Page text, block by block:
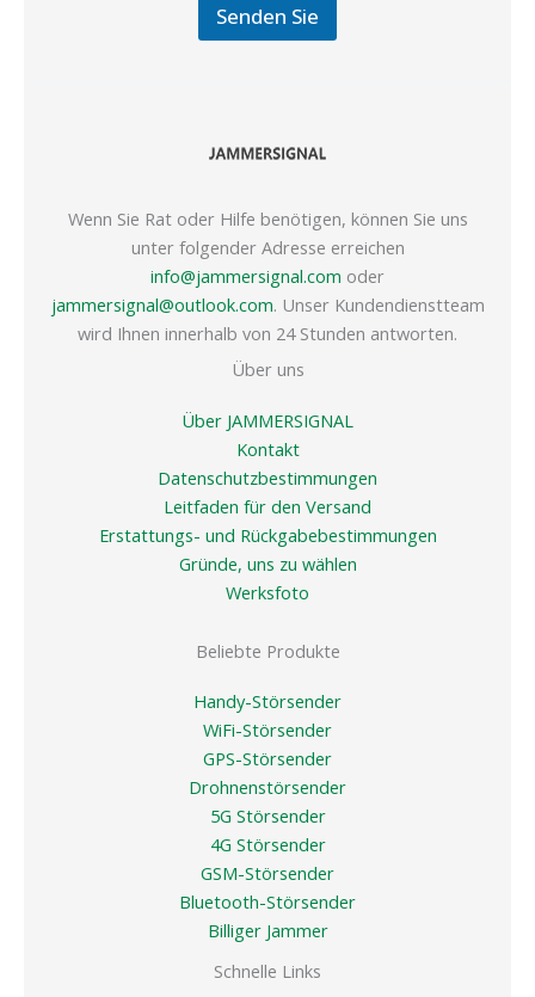
Senden Sie
Wenn Sie Rat oder Hilfe benötigen, können Sie uns
unter folgender Adresse erreichen
info@jammersignal.com oder
jammersignal@outlook.com. Unser Kundendienstteam
wird Ihnen innerhalb von 24 Stunden antworten.
Über uns
Über JAMMERSIGNAL
Kontakt
Datenschutzbestimmungen
Leitfaden für den Versand
Erstattungs- und Rückgabebestimmungen
Gründe, uns zu wählen
Werksfoto
Beliebte Produkte
Handy-Störsender
WiFi-Störsender
GPS-Störsender
Drohnenstörsender
5G Störsender
4G Störsender
GSM-Störsender
Bluetooth-Störsender
Billiger Jammer
Schnelle Links